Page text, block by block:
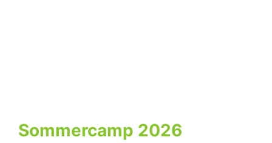
Sommercamp 2026